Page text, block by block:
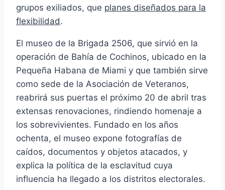
grupos exiliados, que planes diseñados para la
flexibilidad.
El museo de la Brigada 2506, que sirvió en la
operación de Bahía de Cochinos, ubicado en la
Pequeña Habana de Miami y que también sirve
como sede de la Asociación de Veteranos,
reabrirá sus puertas el próximo 20 de abril tras
extensas renovaciones, rindiendo homenaje a
los sobrevivientes. Fundado en los años
ochenta, el museo expone fotografías de
caídos, documentos y objetos atacados, y
explica la política de la esclavitud cuya
influencia ha llegado a los distritos electorales.